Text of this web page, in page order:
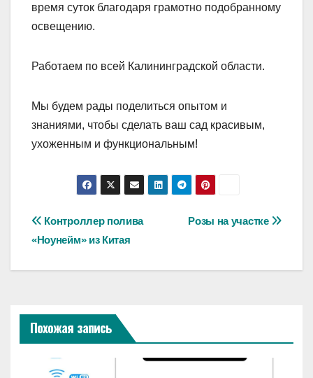
время суток благодаря грамотно подобранному
освещению.
Работаем по всей Калининградской области.
Мы будем рады поделиться опытом и
знаниями, чтобы сделать ваш сад красивым,
ухоженным и функциональным!
Навигация
по
Розы на участке
Контроллер полива
«Ноунейм» из Китая
Похожая запись